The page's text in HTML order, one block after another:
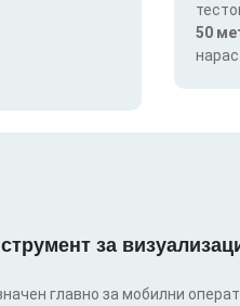
50
за
главно за мобилни